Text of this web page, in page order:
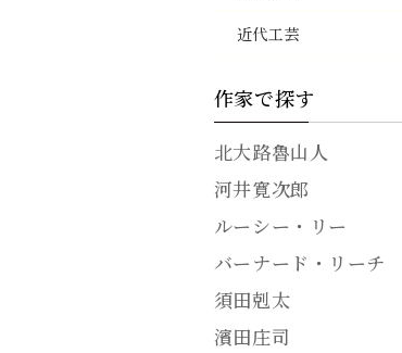
近代工芸
作家で探す
北大路魯山人
河井寛次郎
ルーシー・リー
バーナード・リーチ
須田剋太
濱田庄司